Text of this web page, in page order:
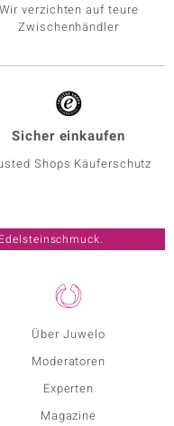
Über Juwelo
Moderatoren
Experten
Magazine
Wir verzichten auf teure
Zwischenhändler
Sicher einkaufen
Shops Käuferschutz